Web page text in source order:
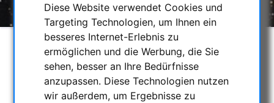
Diese Website verwendet Cookies und
Targeting Technologien, um Ihnen ein
besseres Internet-Erlebnis zu
ermöglichen und die Werbung, die Sie
sehen, besser an Ihre Bedürfnisse
anzupassen. Diese Technologien nutzen
wir außerdem, um Ergebnisse zu